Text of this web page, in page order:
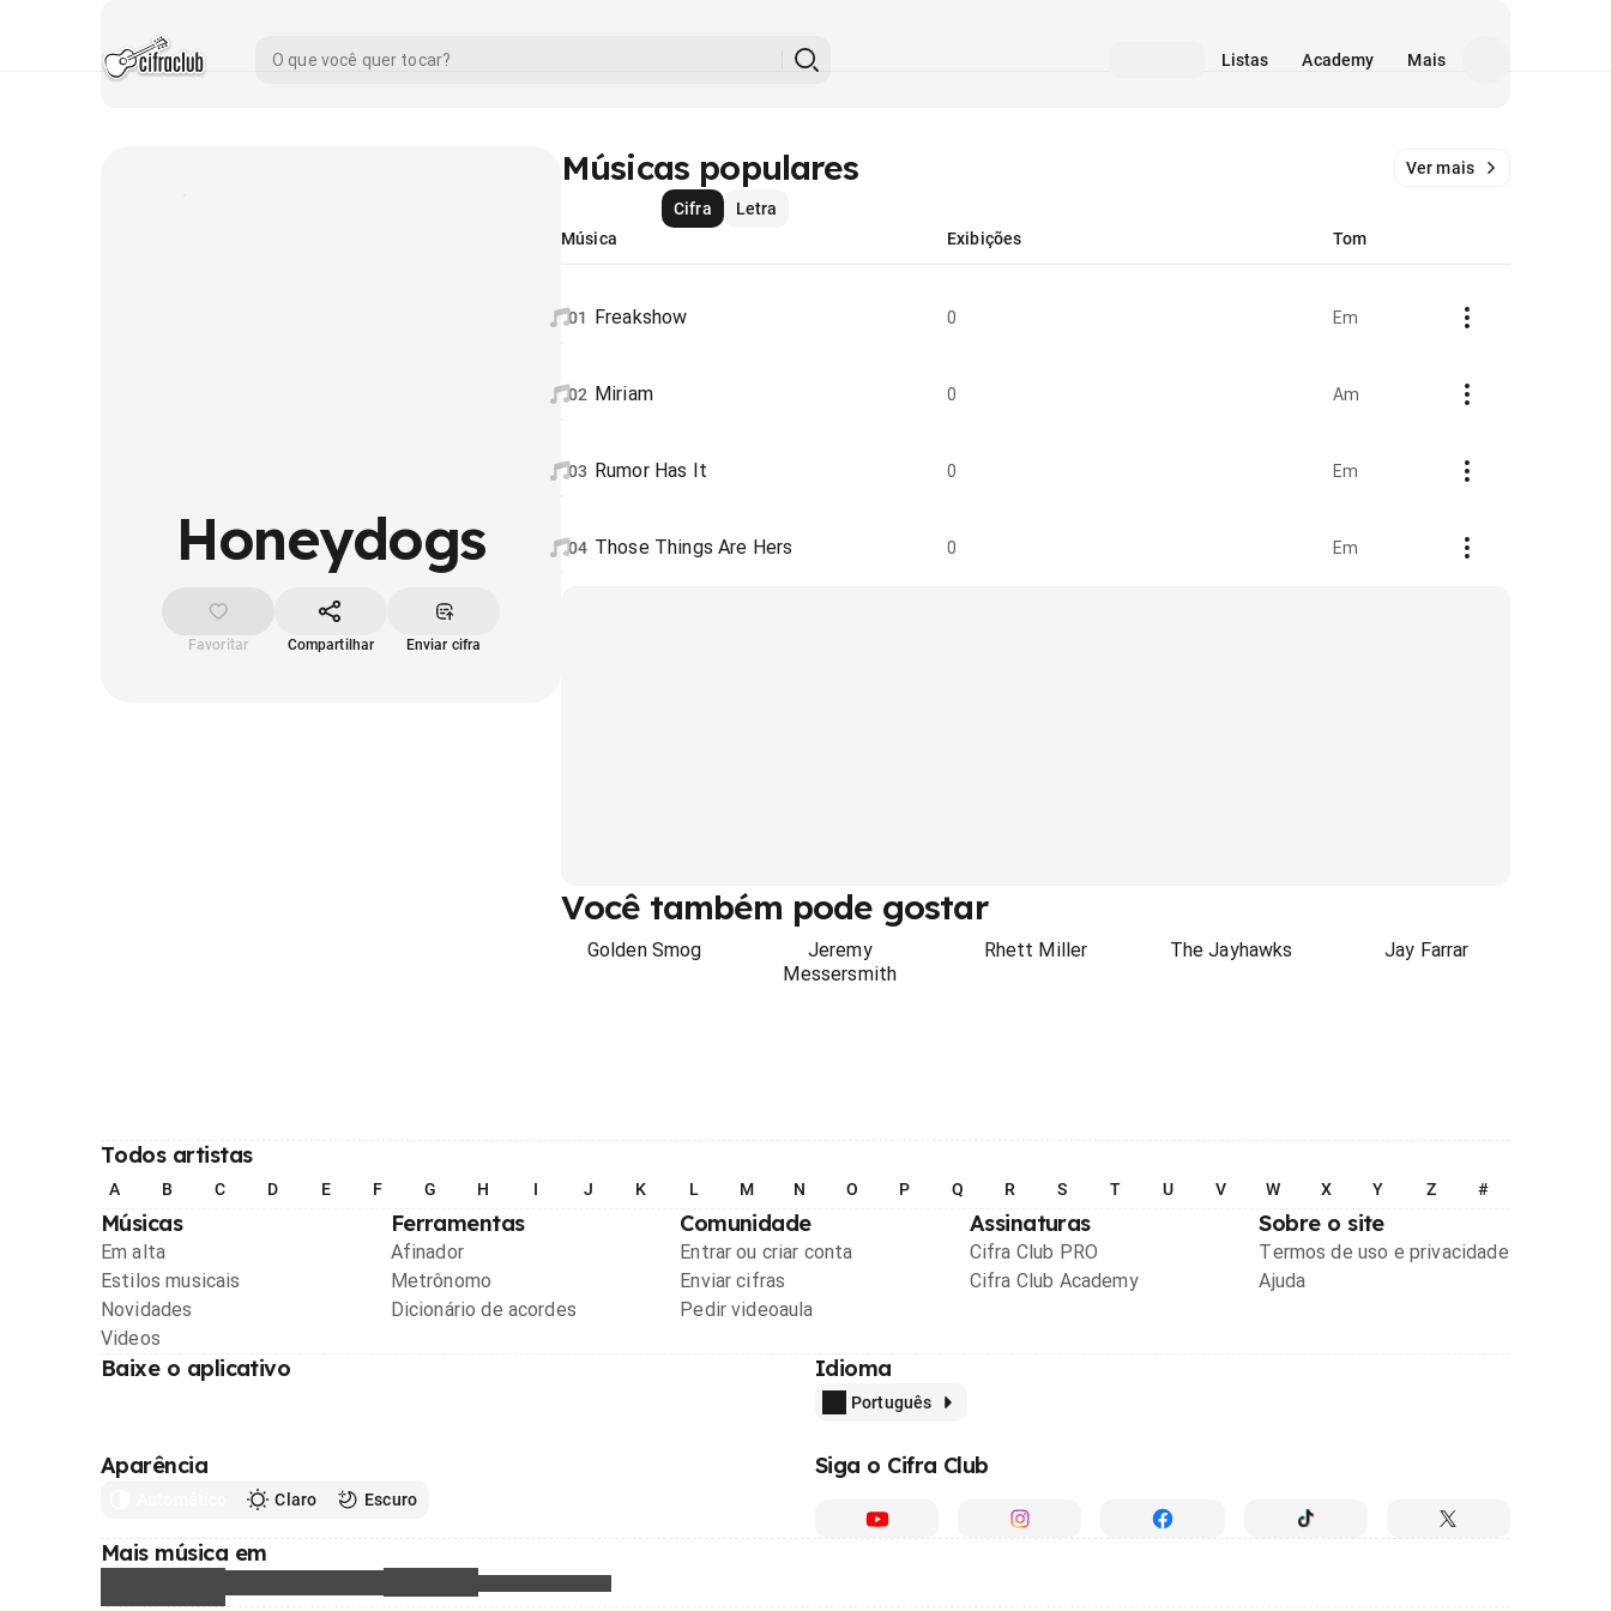
Listas Academy Mais
Honeydogs
Favoritar Compartilhar Enviar cifra
Músicas populares Ver mais
Cifra
Letra
Música
Exibições Tom
01 Freakshow 0 Em
02 Miriam 0 Am
03 Rumor Has It 0 Em
04 Those Things Are Hers 0 Em
Você também pode gostar
Golden Smog
Jeremy
Messersmith
Rhett Miller The Jayhawks Jay Farrar
Todos artistas
A B C D E F G H I J K L M N O P Q R S T U V W X Y Z #
Músicas
Em alta
Estilos musicais
Novidades
Videos
Ferramentas
Afinador
Metrônomo
Dicionário de acordes
Comunidade
Entrar ou criar conta
Enviar cifras
Pedir videoaula
Assinaturas
Cifra Club PRO
Cifra Club Academy
Sobre o site
Termos de uso e privacidade
Ajuda
Baixe o aplicativo Idioma
Português
Aparência
Claro Escuro
Siga o Cifra Club
Mais música em